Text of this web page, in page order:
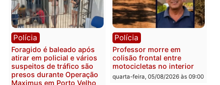
Médicos são investigados
por suspeita de receber
salário sem cumprir carga
horária em RO
quarta-feira, 05/08/2026 às 12:25
Polícia
Operação Contemplados
cumpre mandados e
prende investigado por
fraude na falsa oferta de
financiamentos